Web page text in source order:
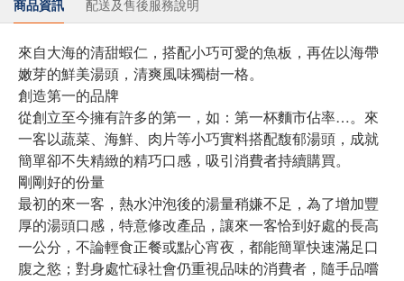
商品資訊 配送及售後服務說明
來自大海的清甜蝦仁，搭配小巧可愛的魚板，再佐以海帶
嫩芽的鮮美湯頭，清爽風味獨樹一格。
創造第一的品牌
從創立至今擁有許多的第一，如：第一杯麵市佔率…。來
一客以蔬菜、海鮮、肉片等小巧實料搭配馥郁湯頭，成就
簡單卻不失精緻的精巧口感，吸引消費者持續購買。
剛剛好的份量
最初的來一客，熱水沖泡後的湯量稍嫌不足，為了增加豐
厚的湯頭口感，特意修改產品，讓來一客恰到好處的長高
一公分，不論輕食正餐或點心宵夜，都能簡單快速滿足口
腹之慾；對身處忙碌社會仍重視品味的消費者，隨手品嚐